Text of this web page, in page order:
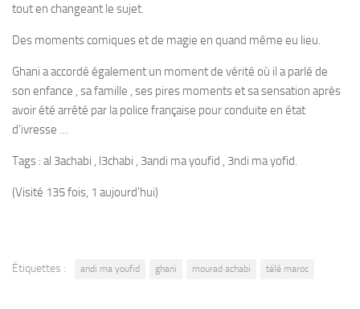
tout en changeant le sujet.
Des moments comiques et de magie en quand même eu lieu.
Ghani a accordé également un moment de vérité où il a parlé de
son enfance , sa famille , ses pires moments et sa sensation après
avoir été arrêté par la police française pour conduite en état
d’ivresse …
Tags : al 3achabi , l3chabi , 3andi ma youfid , 3ndi ma yofid.
(Visité 135 fois, 1 aujourd'hui)
Étiquettes : andi ma youfid ghani mourad achabi télé maroc